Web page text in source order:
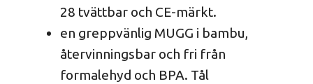
28 tvättbar och CE-märkt.
en greppvänlig MUGG i bambu,
återvinningsbar och fri från
formalehyd och BPA. Tål